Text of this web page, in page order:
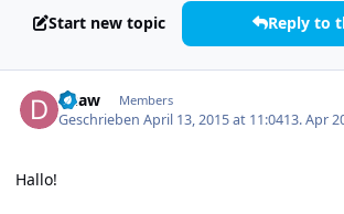
Start new topic Reply to
duaw Members
GeschriebenApril 13, 2015 at 11:0413. Apr
Hallo!